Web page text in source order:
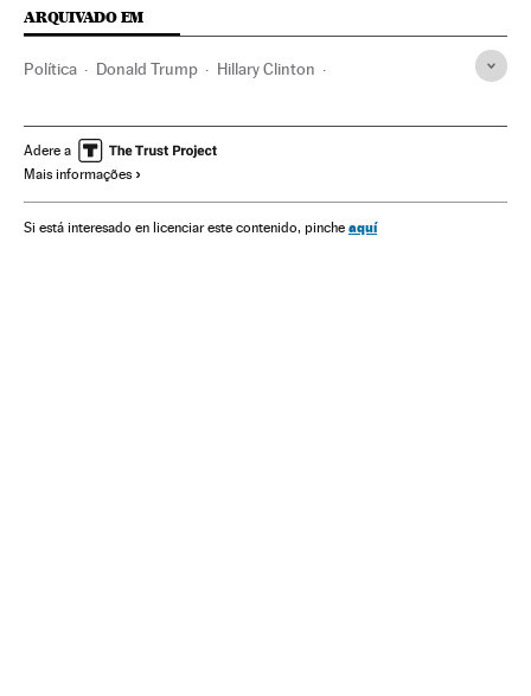
ARQUIVADO EM
Política Donald Trump Hillary Clinton
Eleições Estados Unidos
Adere a
Mais informações
Si está interesado en licenciar este contenido, pinche aquí